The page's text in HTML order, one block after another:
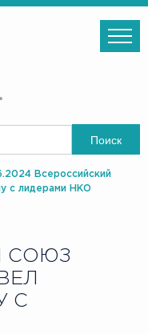
Поиск
Всероссийский
с лидерами НКО
СОЮЗ
С